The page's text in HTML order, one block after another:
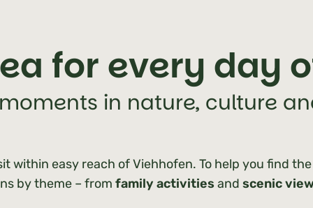
for every day
in nature, culture
within easy reach of Viehhofen. To help you find
by theme – from family activities and scenic